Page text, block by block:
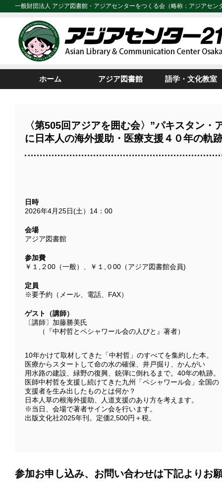
一般財団法人 アジア図書館・アジアセンターをつくる会（略称：アジアセ
ホーム アジア図書館 語学・文化教室
〈第505回アジアを囲む会〉”パキスタン・
に日本人の海外援助・医療支援４０年の軌
日時
2026年4月25日(土）14：00
会場
アジア図書館
参加費
￥１,２00（一般）、￥１,０00（アジア図書館会員)
定員
※要予約（メール、電話、FAX）
ゲスト（講師）
〔講師〕加藤勝美氏
（『中村哲とペシャワール会の人びと』著者）
10年かけて取材してきた「中村哲」のすべてを集約した本。
医療からスタートして命の水の確保、井戸掘り、かんがい
用水路の建設、緑野の復興、銃弾に倒れるまで。40年の軌跡。
医師中村哲を支援し続けてきた九州「ペシャワール会」全国の
支援者を生み出したものとは何か？
日本人草の根海外援助、人道支援のあり方を考えます。
※当日、会場で著者サイン会を行います。
出版文化社2025年刊。定価2,500円＋税。
参加お申し込み、お問い合わせは下記よりお